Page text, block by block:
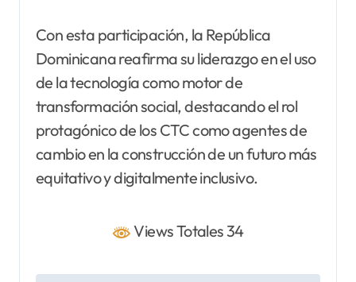
Con esta participación, la República
Dominicana reafirma su liderazgo en el uso
de la tecnología como motor de
transformación social, destacando el rol
protagónico de los CTC como agentes de
cambio en la construcción de un futuro más
equitativo y digitalmente inclusivo.
Views Totales 34